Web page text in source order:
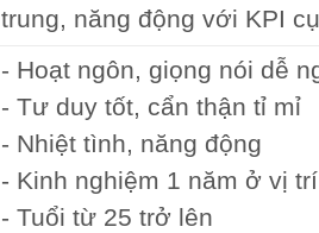
trung, năng động với KPI
- Hoạt ngôn, giọng nói dễ
- Tư duy tốt, cẩn thận tỉ mỉ
- Nhiệt tình, năng động
- Kinh nghiệm 1 năm ở vị
- Tuổi từ 25 trở lên